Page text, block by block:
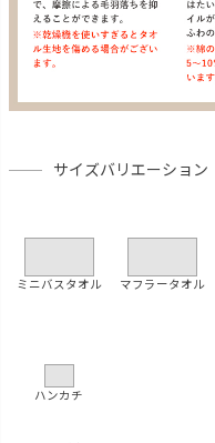
サイズバリエーション
ミニバスタオル マフラータオル
ハンカチ